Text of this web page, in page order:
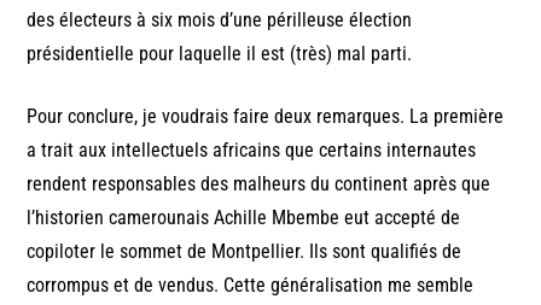
des électeurs à six mois d’une périlleuse élection
présidentielle pour laquelle il est (très) mal parti.
Pour conclure, je voudrais faire deux remarques. La première
a trait aux intellectuels africains que certains internautes
rendent responsables des malheurs du continent après que
l’historien camerounais Achille Mbembe eut accepté de
copiloter le sommet de Montpellier. Ils sont qualifiés de
corrompus et de vendus. Cette généralisation me semble